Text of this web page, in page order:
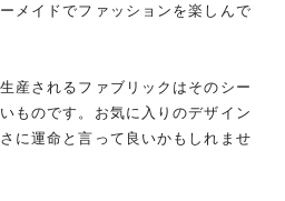
メイドでファッションを楽しんで
産されるファブリックはそのシー
ものです。お気に入りのデザイン
に運命と言って良いかもしれませ